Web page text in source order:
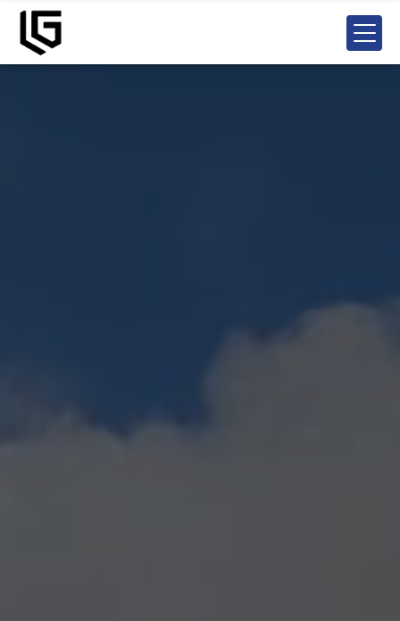
Panneau de gestion des cookies